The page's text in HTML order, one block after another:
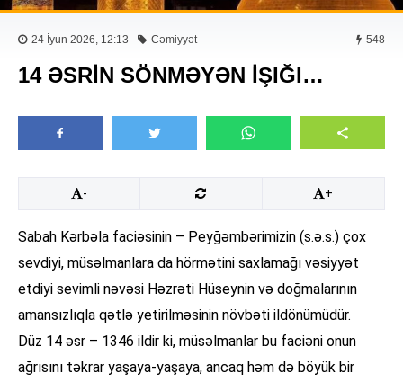
24 İyun 2026, 12:13 Cəmiyyət 548
14 ƏSRİN SÖNMƏYƏN İŞIĞI…
- +
Sabah Kərbəla faciəsinin – Peyğəmbərimizin (s.ə.s.) çox
sevdiyi, müsəlmanlara da hörmətini saxlamağı vəsiyyət
etdiyi sevimli nəvəsi Həzrəti Hüseynin və doğmalarının
amansızlıqla qətlə yetirilməsinin növbəti ildönümüdür.
Düz 14 əsr – 1346 ildir ki, müsəlmanlar bu faciəni onun
ağrısını təkrar yaşaya-yaşaya, ancaq həm də böyük bir